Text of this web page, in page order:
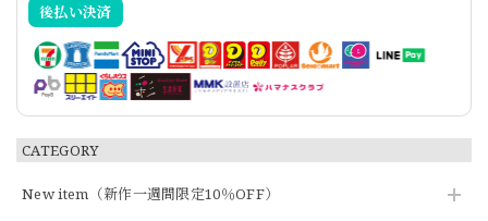
CATEGORY
New item（新作一週間限定10％OFF）
後払い決済